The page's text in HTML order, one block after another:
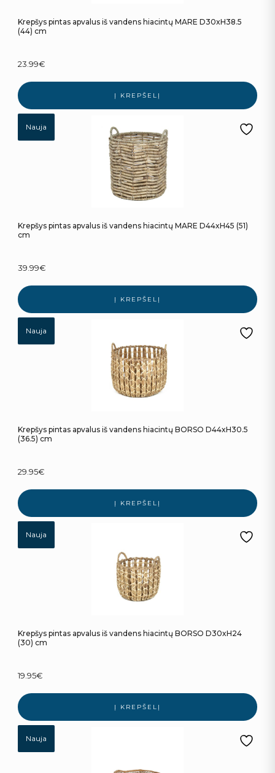
Krepšys pintas apvalus iš vandens hiacintų MARE D30xH38.5
(44) cm
23.99€
Į KREPŠELĮ
Nauja
Krepšys pintas apvalus iš vandens hiacintų MARE D44xH45 (51)
cm
39.99€
Į KREPŠELĮ
Nauja
Krepšys pintas apvalus iš vandens hiacintų BORSO D44xH30.5
(36.5) cm
29.95€
Į KREPŠELĮ
Nauja
Krepšys pintas apvalus iš vandens hiacintų BORSO D30xH24
(30) cm
19.95€
Į KREPŠELĮ
Nauja